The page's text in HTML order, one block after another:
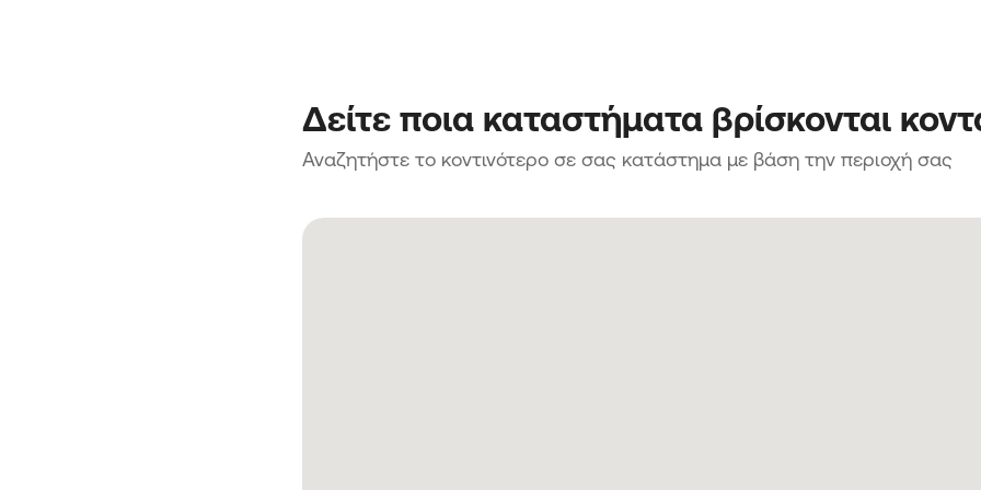
Δείτε ποια καταστήματα βρίσκονται
Αναζητήστε το κοντινότερο σε σας κατάστημα με βάση την περιοχή σας